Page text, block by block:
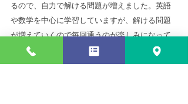
るので、自力で解ける問題が増えました。英語
や数学を中心に学習していますが、解ける問題
が増えていくので毎回通うのが楽しみになって
います。